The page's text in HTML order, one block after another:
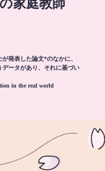
家庭教師
発表した論文*のなかに、
データがあり、それに基づい
in the real world